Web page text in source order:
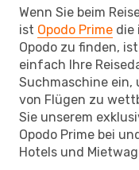
Wenn Sie beim
ist Opodo Prime die
Opodo zu finden,
einfach Ihre
Suchmaschine ein,
von Flügen zu
Sie unserem
Opodo Prime bei
Hotels und